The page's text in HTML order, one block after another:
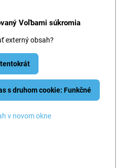
Voľbami súkromia
externý obsah?
s druhom cookie: Funkčné
v novom okne